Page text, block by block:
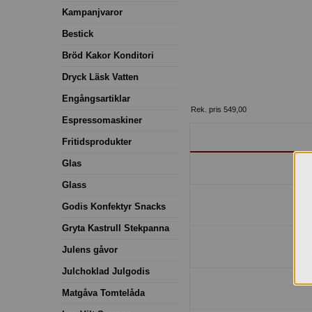
Kampanjvaror
Bestick
Bröd Kakor Konditori
Dryck Läsk Vatten
Engångsartiklar
Espressomaskiner
Fritidsprodukter
Glas
Glass
Godis Konfektyr Snacks
Gryta Kastrull Stekpanna
Julens gåvor
Julchoklad Julgodis
Matgåva Tomtelåda
Rek. pris 549,00